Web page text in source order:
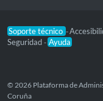
Soporte técnico -
Seguridad - Ayuda
© 2026 Plataforma de
Coruña